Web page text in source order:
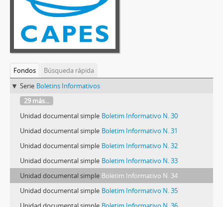
Fondos
Búsqueda rápida
Serie Boletins Informativos
29 más...
Unidad documental simple Boletim Informativo N. 30
Unidad documental simple Boletim Informativo N. 31
Unidad documental simple Boletim Informativo N. 32
Unidad documental simple Boletim Informativo N. 33
Unidad documental simple Boletim Informativo N. 34
Unidad documental simple Boletim Informativo N. 35